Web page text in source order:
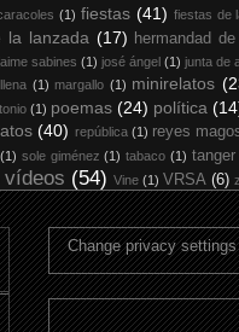
(1) fiestas (41) fiestas de
la lanzada (17) hermandad
sabines (1) josé ángel (1) junta de
(1) margallo (1) minirelatos
(1) poemas (24) política
(40) república (1) reyes
(1) sole giménez (1) tabaco (1) tanger
vídeos (54) Vine (1) VRSA (6)
Change privacy settings